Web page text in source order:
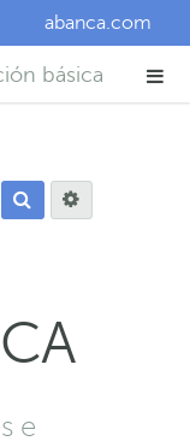
abanca.com
básica
e